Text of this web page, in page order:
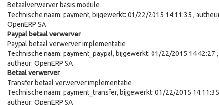
Betaalverwerver basis module
Technische naam: payment, bijgewerkt: 01/22/2015 14:11:35 ,
OpenERP SA
Paypal betaal verwerver
Paypal betaal verwerver implementatie
Technische naam: payment_paypal, bijgewerkt: 01/22/2015 14:42:27 ,
autheur: OpenERP SA
Betaal verwerver
Transfer betaal verwerver implementatie
Technische naam: payment_transfer, bijgewerkt: 01/22/2015 14:11:35
autheur: OpenERP SA